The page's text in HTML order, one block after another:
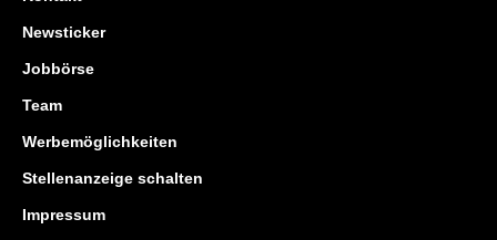
Newsticker
Jobbörse
Team
Werbemöglichkeiten
Stellenanzeige schalten
Impressum